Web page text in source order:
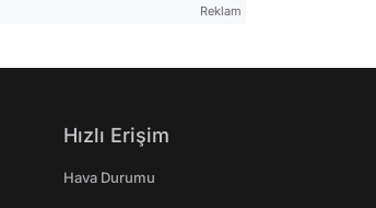
Reklam
Hızlı Erişim
Hava Durumu